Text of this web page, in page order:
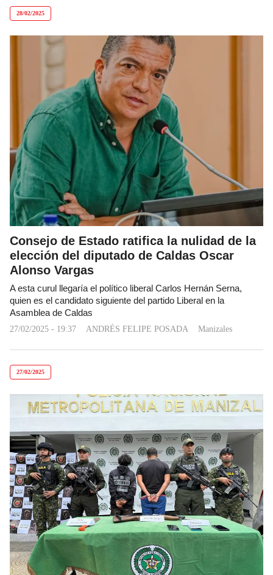
28/02/2025
Consejo de Estado ratifica la nulidad de la
elección del diputado de Caldas Oscar
Alonso Vargas
A esta curul llegaría el político liberal Carlos Hernán Serna,
quien es el candidato siguiente del partido Liberal en la
Asamblea de Caldas
27/02/2025 - 19:37 ANDRÉS FELIPE POSADA Manizales
27/02/2025